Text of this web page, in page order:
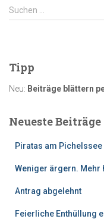
S
u
n
n
h
Suchen …
Tipp
Neu: Beiträge blättern
Neueste Beiträge
Piratas am
Weniger ärgern. Mehr
Antrag abgelehnt
Feierliche Enthüllung